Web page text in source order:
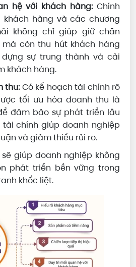
hệ với khách hàng:Chính
khách hàng và các chương
không chỉ giúp giữ chân
còn thu hút khách hàng
sự trung thành và cải
khách hàng.
thu:Có kế hoạch tài chính rõ
tối ưu hóa doanh thu là
đảm bảo sự phát triển lâu
chính giúp doanh nghiệp
và giảm thiểu rủi ro.
giúp doanh nghiệp không
phát triển bền vững trong
khốc liệt.